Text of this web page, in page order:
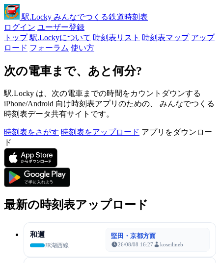
駅.Locky みんなでつくる鉄道時刻表
ログイン ユーザー登録
トップ 駅.Lockyについて 時刻表リスト 時刻表マップ アップ
ロード フォーラム 使い方
次の電車まで、あと何分?
駅.Locky は、次の電車までの時間をカウントダウンする
iPhone/Android 向け時刻表アプリのための、 みんなでつくる
時刻表データ共有サイトです。
時刻表をさがす 時刻表をアップロード アプリをダウンロー
ド
最新の時刻表アップロード
和邇
JR湖西線
堅田・京都方面
26/08/08 16:27 koseilineb